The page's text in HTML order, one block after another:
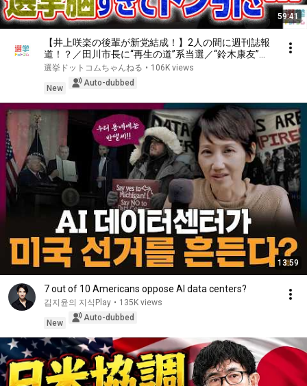
59:41
【井上咲楽の後輩が新党結成！】2人の間に週刊誌報
道！？／田川市長に“再生の道”系当選／“鈴木康友”氏
が事務所侵入で辞職願【井上咲楽×山本期日前】｜選
挙ドットコムちゃんねる
選挙ドットコムちゃんねる • 106K views
New
Auto-dubbed
13:59
7 out of 10 Americans oppose AI data centers?
김지윤의 지식Play • 135K views
New
Auto-dubbed